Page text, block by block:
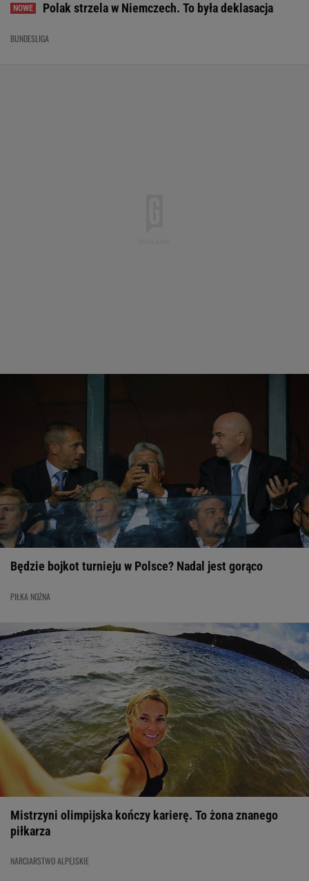
Polak strzela w Niemczech. To była deklasacja
BUNDESLIGA
Będzie bojkot turnieju w Polsce? Nadal jest gorąco
PIŁKA NOŻNA
Mistrzyni olimpijska kończy karierę. To żona znanego
piłkarza
NARCIARSTWO ALPEJSKIE